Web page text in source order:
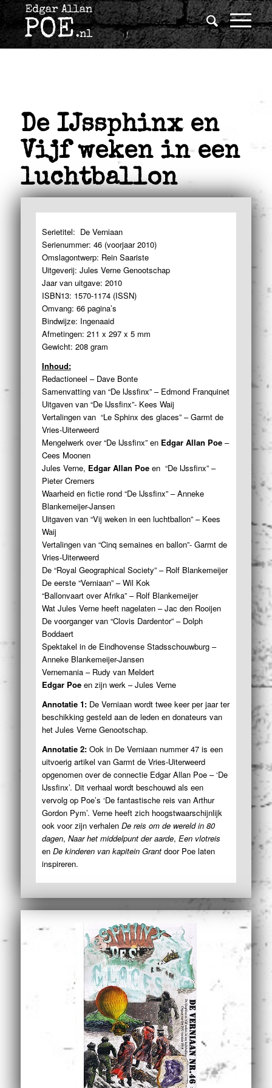
De IJssphinx en
Vijf weken in een
luchtballon
Serietitel: De Verniaan
Serienummer: 46 (voorjaar 2010)
Omslagontwerp: Rein Saariste
Uitgeverij: Jules Verne Genootschap
Jaar van uitgave: 2010
ISBN13: 1570-1174 (ISSN)
Omvang: 66 pagina’s
Bindwijze: Ingenaaid
Afmetingen: 211 x 297 x 5 mm
Gewicht: 208 gram
Inhoud:
Redactioneel – Dave Bonte
Samenvatting van “De IJssfinx” – Edmond Franquinet
Uitgaven van “De IJssfinx”- Kees Waij
Vertalingen van “Le Sphinx des glaces” – Garmt de
Vries-Uiterweerd
Mengelwerk over “De IJssfinx” en Edgar Allan Poe–
Cees Moonen
Jules Verne, Edgar Allan Poeen “De IJssfinx” –
Pieter Cremers
Waarheid en fictie rond “De IJssfinx” – Anneke
Blankemeijer-Jansen
Uitgaven van “Vij weken in een luchtballon” – Kees
Waij
Vertalingen van “Cinq semaines en ballon”- Garmt de
Vries-Uiterweerd
De “Royal Geographical Society” – Rolf Blankemeijer
De eerste “Verniaan” – Wil Kok
“Ballonvaart over Afrika” – Rolf Blankemeijer
Wat Jules Verne heeft nagelaten – Jac den Rooijen
De voorganger van “Clovis Dardentor” – Dolph
Boddaert
Spektakel in de Eindhovense Stadsschouwburg –
Anneke Blankemeijer-Jansen
Vernemania – Rudy van Meldert
Edgar Poeen zijn werk – Jules Verne
Annotatie 1:De Verniaan wordt twee keer per jaar ter
beschikking gesteld aan de leden en donateurs van
het Jules Verne Genootschap.
Annotatie 2:Ook in De Verniaan nummer 47 is een
uitvoerig artikel van Garmt de Vries-Uiterweerd
opgenomen over de connectie Edgar Allan Poe – ‘De
IJssfinx’. Dit verhaal wordt beschouwd als een
vervolg op Poe’s ‘De fantastische reis van Arthur
Gordon Pym’. Verne heeft zich hoogstwaarschijnlijk
ook voor zijn verhalen De reis om de wereld in 80
dagen, Naar het middelpunt der aarde, Een vlotreis
en De kinderen van kapitein Grantdoor Poe laten
inspireren.